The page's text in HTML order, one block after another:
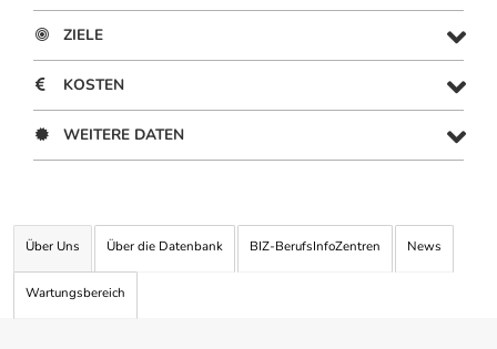
ZIELE
KOSTEN
WEITERE DATEN
Über Uns Über die Datenbank BIZ-BerufsInfoZentren News
Wartungsbereich